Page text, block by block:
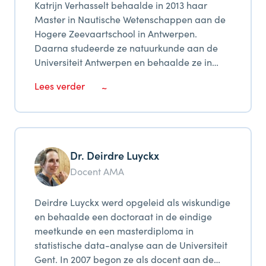
een behoorlijke hoeveelheid publicaties over
het onderwerp en was mentor voor twee
proefschriften in Nautische Wetenschappen
aan de Academie. Momenteel zoekt hij
verbindingen tussen biologie (micro-
probeert hij toekomstige kapiteins betrokken
blog, podcast, zingt (maar niet in het lab) en
verwart eerlijke zeilers graag met woorden
als "multivariate statistiek",
"impactfactor".
Katrijn Verhasselt behaalde in 2013 haar
Master in Nautische Wetenschappen aan de
Hogere Zeevaartschool in Antwerpen.
Daarna studeerde ze natuurkunde aan de
Universiteit Antwerpen en behaalde ze in
voor de Koninklijke Sterrenwacht van België,
doctoraatsonderzoek “Lange termijnscorrosie
van gasgranaten”, gesitueerd binnen het
DISARM-project.
Lees verder
Dr. Deirdre Luyckx
Docent AMA
Deirdre Luyckx werd opgeleid als wiskundige
en behaalde een doctoraat in de eindige
meetkunde en een masterdiploma in
statistische data-analyse aan de Universiteit
Gent. In 2007 begon ze als docent aan de